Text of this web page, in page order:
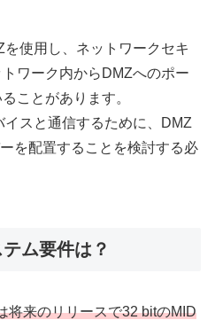
使用し、ネットワークセキ
ワーク内からDMZへのポー
ことがあります。
スと通信するために、DMZ
を配置することを検討する必
ム要件は？
将来のリリースで32 bitのMID